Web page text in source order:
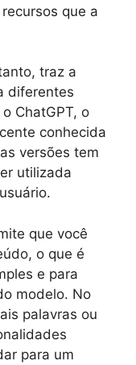
que a
traz a
diferentes
ChatGPT, o
conhecida
versões tem
utilizada
que você
o que é
e para
modelo. No
palavras ou
para um